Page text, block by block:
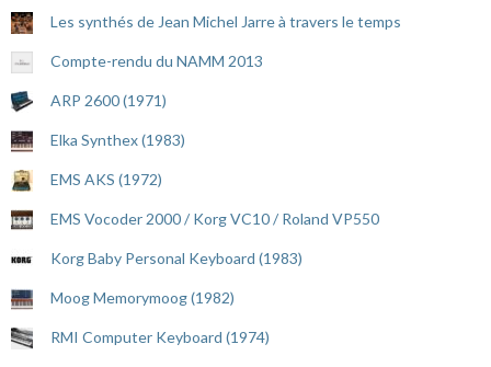
Les synthés de Jean Michel Jarre à travers le temps
Compte-rendu du NAMM 2013
ARP 2600 (1971)
Elka Synthex (1983)
EMS AKS (1972)
EMS Vocoder 2000 / Korg VC10 / Roland VP550
Korg Baby Personal Keyboard (1983)
Moog Memorymoog (1982)
RMI Computer Keyboard (1974)